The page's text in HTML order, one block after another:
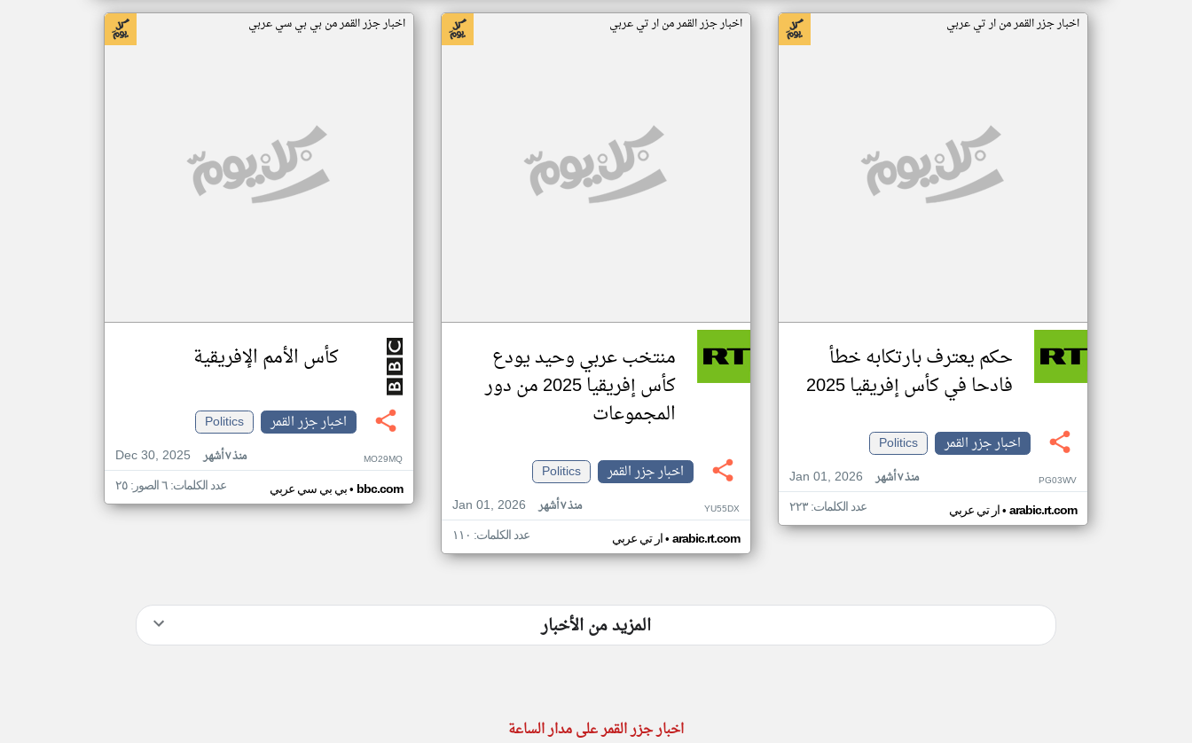
اخبار جزر القمر من ار تي عربي
حكم يعترف بارتكابه خطأ
فادحا في كأس إفريقيا 2025
اخبار جزر القمر
Politics
Jan 01, 2026
منذ ٧ أشهر PG03WV
ار تي عربي• arabic.rt.com عدد الكلمات: ٢٢٣
اخبار جزر القمر من ار تي عربي
منتخب عربي وحيد يودع
كأس إفريقيا 2025 من دور
المجموعات
اخبار جزر القمر
Politics
Jan 01, 2026
منذ ٧ أشهر YU55DX
ار تي عربي• arabic.rt.com عدد الكلمات: ١١٠
اخبار جزر القمر من بي بي سي عربي
كأس الأمم الإفريقية
اخبار جزر القمر
Politics
Dec 30, 2025
منذ ٧ أشهر MO29MQ
بي بي سي عربي• bbc.com عدد الكلمات: ٦ الصور: ٢٥
المزيد من الأخبار
اخبار جزر القمر على مدار الساعة